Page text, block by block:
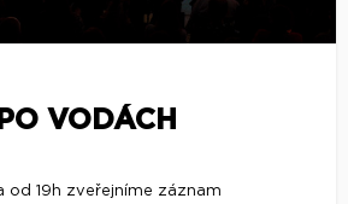
VODÁCH
od 19h zveřejníme záznam